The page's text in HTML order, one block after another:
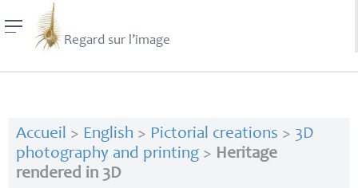
Regard sur l’image
Accueil > English > Pictorial creations > 3D
photography and printing> Heritage
rendered in 3D